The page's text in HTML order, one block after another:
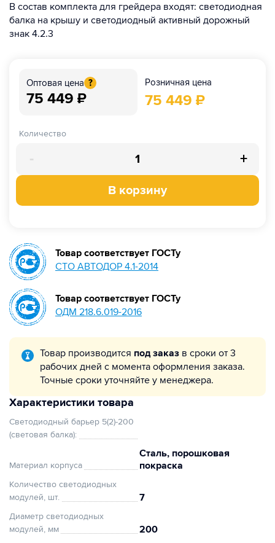
В состав комплекта для грейдера входят: светодиодная
балка на крышу и светодиодный активный дорожный
знак 4.2.3
Оптовая цена ?
75 449 ₽
Розничная цена
75 449 ₽
Количество
- +
В корзину
Товар производится под заказ в сроки от 3
рабочих дней с момента оформления заказа.
Точные сроки уточняйте у менеджера.
Товар соответствует ГОСТу
СТО АВТОДОР 4.1-2014
Товар соответствует ГОСТу
ОДМ 218.6.019-2016
Характеристики товара
Светодиодный барьер 5(2)-200
(световая балка):
Материал корпуса
Сталь, порошковая
покраска
Количество светодиодных
модулей, шт.
7
Диаметр светодиодных
модулей, мм
200